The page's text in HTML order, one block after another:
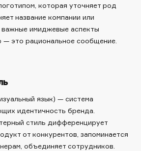
которая уточняет род
название компании или
имиджевые аспекты
это рациональное сообщение.
язык) — система
идентичность бренда.
стиль дифференцирует
от конкурентов, запоминается
объединяет сотрудников.